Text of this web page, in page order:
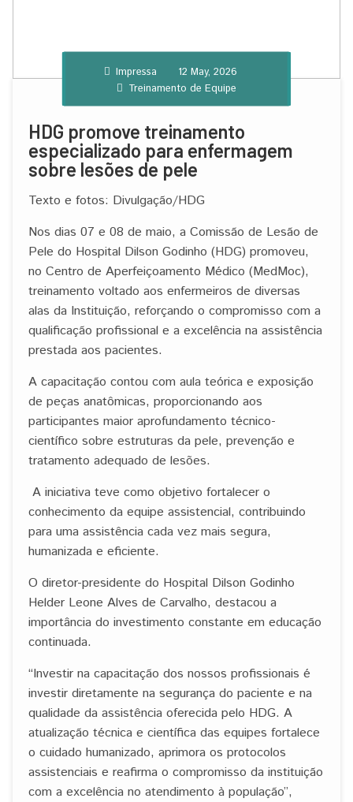
Impressa
12 May, 2026
Treinamento de Equipe
HDG promove treinamento
especializado para enfermagem
sobre lesões de pele
Texto e fotos: Divulgação/HDG
Nos dias 07 e 08 de maio, a Comissão de Lesão de
Pele do Hospital Dilson Godinho (HDG) promoveu,
no Centro de Aperfeiçoamento Médico (MedMoc),
treinamento voltado aos enfermeiros de diversas
alas da Instituição, reforçando o compromisso com a
qualificação profissional e a excelência na assistência
prestada aos pacientes.
A capacitação contou com aula teórica e exposição
de peças anatômicas, proporcionando aos
participantes maior aprofundamento técnico-
científico sobre estruturas da pele, prevenção e
tratamento adequado de lesões.
A iniciativa teve como objetivo fortalecer o
conhecimento da equipe assistencial, contribuindo
para uma assistência cada vez mais segura,
humanizada e eficiente.
O diretor-presidente do Hospital Dilson Godinho
Helder Leone Alves de Carvalho, destacou a
importância do investimento constante em educação
continuada.
“Investir na capacitação dos nossos profissionais é
investir diretamente na segurança do paciente e na
qualidade da assistência oferecida pelo HDG. A
atualização técnica e científica das equipes fortalece
o cuidado humanizado, aprimora os protocolos
assistenciais e reafirma o compromisso da instituição
com a excelência no atendimento à população”,